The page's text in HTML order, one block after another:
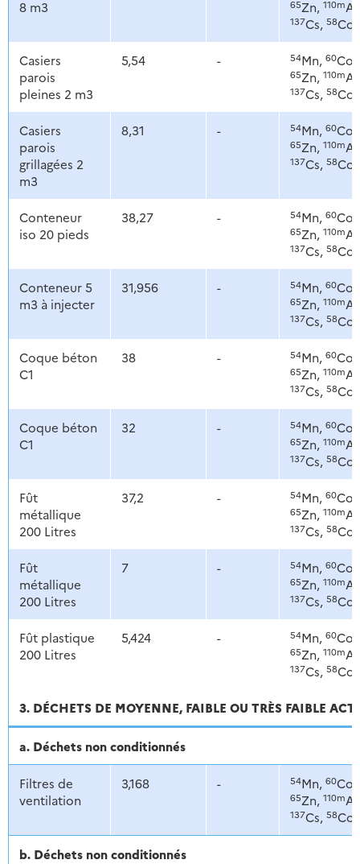
8 m3 65Zn, 110m
137Cs, 58Co
Casiers
parois
pleines 2 m3
5,54 - 54Mn, 60Co,
65Zn, 110m
137Cs, 58Co
Casiers
parois
grillagées 2
m3
8,31 - 54Mn, 60Co,
65Zn, 110m
137Cs, 58Co
Conteneur
iso 20 pieds
38,27 - 54Mn, 60Co,
65Zn, 110m
137Cs, 58Co
Conteneur 5
m3 à injecter
31,956 - 54Mn, 60Co,
65Zn, 110m
137Cs, 58Co
Coque béton
C1
38 - 54Mn, 60Co,
65Zn, 110m
137Cs, 58Co
Coque béton
C1
32 - 54Mn, 60Co,
65Zn, 110m
137Cs, 58Co
Fût
métallique
200 Litres
37,2 - 54Mn, 60Co,
65Zn, 110m
137Cs, 58Co
Fût
métallique
200 Litres
7 - 54Mn, 60Co,
65Zn, 110m
137Cs, 58Co
Fût plastique
200 Litres
5,424 - 54Mn, 60Co,
65Zn, 110m
137Cs, 58Co
3. DÉCHETS DE MOYENNE, FAIBLE OU TRÈS FAIBLE
a. Déchets non conditionnés
Filtres de
ventilation
3,168 - 54Mn, 60Co,
65Zn, 110m
137Cs, 58Co
b. Déchets non conditionnés